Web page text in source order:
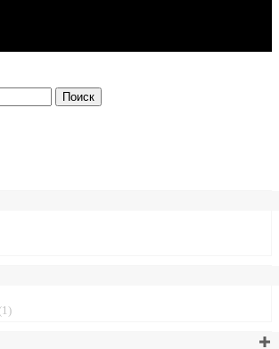
Поиск
1